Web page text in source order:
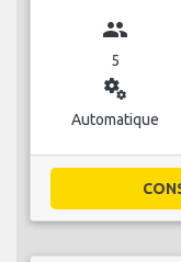
group
5
miscellaneous_services
Automatique